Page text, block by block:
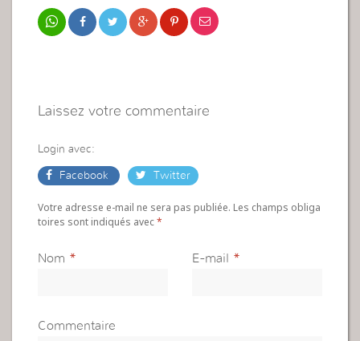
Laissez votre commentaire
Login avec:
Facebook Twitter
Votre adresse e-mail ne sera pas publiée. Les champs obliga
toires sont indiqués avec*
Nom * E-mail *
Commentaire